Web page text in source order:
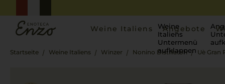
Weine Italiens
Weine
Italiens
Untermenü
aufklappen
Angebote
Startseite Weine Italiens Winzer Nonino Distillatori Uè Gran